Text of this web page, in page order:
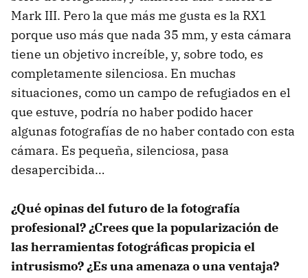
Mark III. Pero la que más me gusta es la RX1
porque uso más que nada 35 mm, y esta cámara
tiene un objetivo increíble, y, sobre todo, es
completamente silenciosa. En muchas
situaciones, como un campo de refugiados en el
que estuve, podría no haber podido hacer
algunas fotografías de no haber contado con esta
cámara. Es pequeña, silenciosa, pasa
desapercibida…
¿Qué opinas del futuro de la fotografía
profesional? ¿Crees que la popularización de
las herramientas fotográficas propicia el
intrusismo? ¿Es una amenaza o una ventaja?